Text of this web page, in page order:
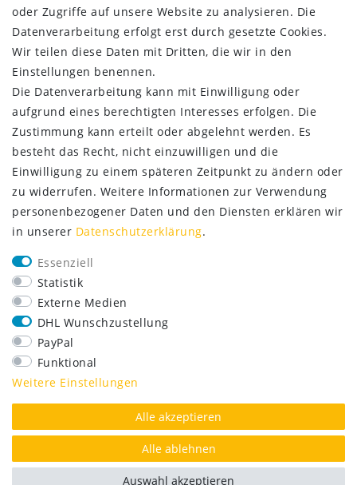
ZAHLUNG & VERSAND
SERVICE
Lieferung nur 2,95 €
Rücksendung kostenfrei
14 Tage Rückgaberecht
Kurze Lieferzeit
FOLGE UNS
oder Zugriffe auf unsere Website zu analysieren. Die
Datenverarbeitung erfolgt erst durch gesetzte Cookies.
Wir teilen diese Daten mit Dritten, die wir in den
Einstellungen benennen.
Die Datenverarbeitung kann mit Einwilligung oder
aufgrund eines berechtigten Interesses erfolgen. Die
Zustimmung kann erteilt oder abgelehnt werden. Es
besteht das Recht, nicht einzuwilligen und die
Einwilligung zu einem späteren Zeitpunkt zu ändern oder
zu widerrufen. Weitere Informationen zur Verwendung
personenbezogener Daten und den Diensten erklären wir
in unserer Daten­schutz­erklärung.
Essenziell
Statistik
Externe Medien
DHL Wunschzustellung
PayPal
Funktional
Weitere Einstellungen
Alle akzeptieren
Alle ablehnen
Auswahl akzeptieren